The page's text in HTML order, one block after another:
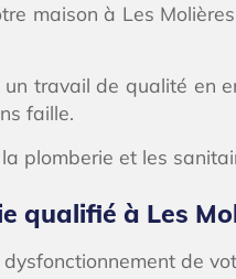
maison à Les
un travail de qualité
faille.
plomberie et les
qualifié à Les
de